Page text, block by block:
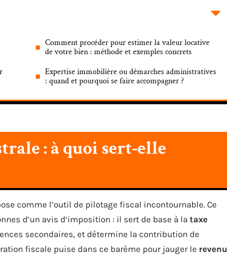
Comment procéder pour estimer la valeur locative
de votre bien : méthode et exemples concrets
Expertise immobilière ou démarches administratives
: quand et pourquoi se faire accompagner ?
: à quoi sert-elle
comme l’outil de pilotage fiscal incontournable. Ce
d’un avis d’imposition : il sert de base à la taxe
secondaires, et détermine la contribution de
fiscale puise dans ce barème pour jauger le revenu